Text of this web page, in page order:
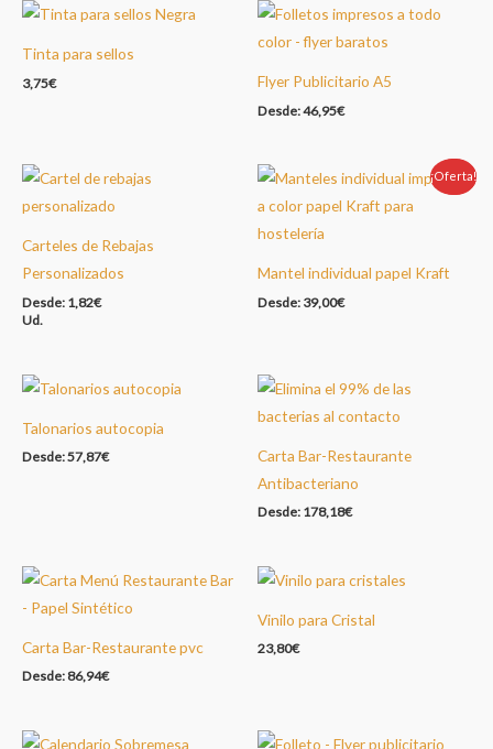
Tinta para sellos
3,75€ Flyer Publicitario A5
Desde:46,95€
Carteles de Rebajas
Personalizados
Desde: 1,82€
Ud.
Oferta!
¡Oferta!
Mantel individual papel Kraft
Desde: 39,00€
Talonarios autocopia
Desde:57,87€
Carta Bar-Restaurante
Antibacteriano
Desde: 178,18€
Carta Bar-Restaurante pvc
Desde: 86,94€
Vinilo para Cristal
23,80€